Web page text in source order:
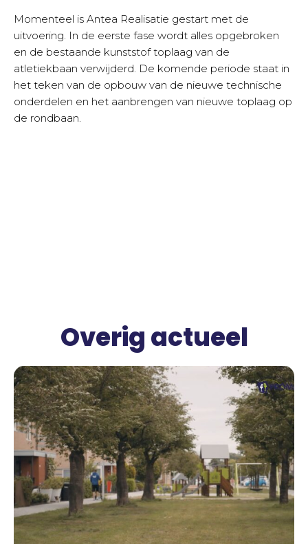
Momenteel is Antea Realisatie gestart met de
uitvoering. In de eerste fase wordt alles opgebroken
en de bestaande kunststof toplaag van de
atletiekbaan verwijderd. De komende periode staat in
het teken van de opbouw van de nieuwe technische
onderdelen en het aanbrengen van nieuwe toplaag op
de rondbaan.
Overig actueel